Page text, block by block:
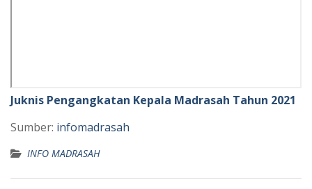
Juknis Pengangkatan Kepala Madrasah Tahun 2021
Sumber: infomadrasah
INFO MADRASAH